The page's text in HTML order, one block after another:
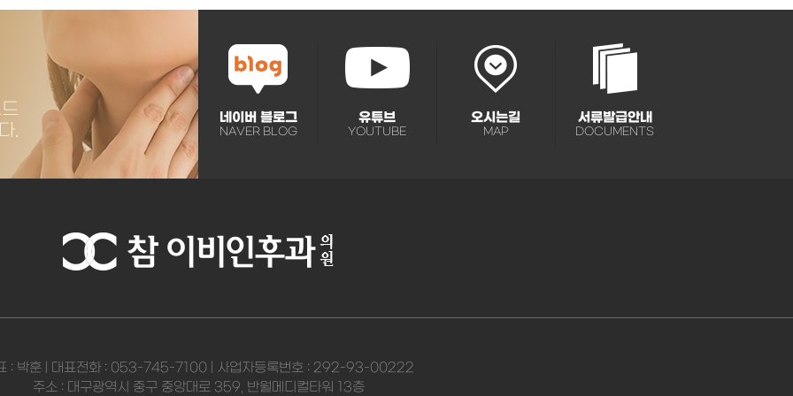
네이버 블로그
NAVER BLOG
유튜브
YOUTUBE
오시는길
MAP
서류발급안내
DOCUMENTS
: 박훈 | 대표전화 : 053-745-7100 | 사업자등록번호 : 292-93-00222
주소 : 대구광역시 중구 중앙대로 359, 반월메디컬타워 13층